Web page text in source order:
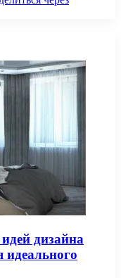
дизайна
идеального